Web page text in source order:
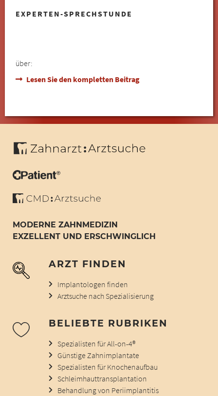
EXPERTEN-SPRECHSTUNDE
über:
Lesen Sie den kompletten Beitrag
MODERNE ZAHNMEDIZIN
EXZELLENT UND ERSCHWINGLICH
ARZT FINDEN
Implantologen finden
Arztsuche nach Spezialisierung
BELIEBTE RUBRIKEN
Spezialisten für All-on-4®
Günstige Zahnimplantate
Spezialisten für Knochenaufbau
Schleimhauttransplantation
Behandlung von Periimplantitis